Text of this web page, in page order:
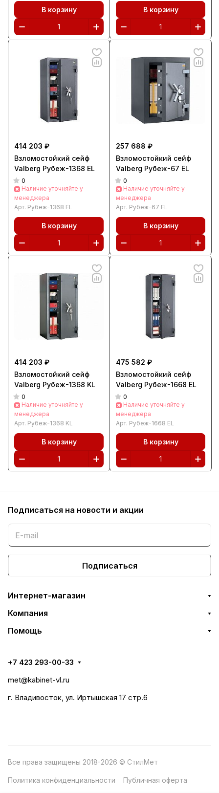
В корзину В корзину
414 203 ₽
Взломостойкий сейф
Valberg Рубеж-1368 EL
0
Наличие уточняйте у
менеджера
Арт. Рубеж-1368 EL
В корзину
257 688 ₽
Взломостойкий сейф
Valberg Рубеж-67 EL
0
Наличие уточняйте у
менеджера
Арт. Рубеж-67 EL
В корзину
414 203 ₽
Взломостойкий сейф
Valberg Рубеж-1368 KL
0
Наличие уточняйте у
менеджера
Арт. Рубеж-1368 KL
В корзину
475 582 ₽
Взломостойкий сейф
Valberg Рубеж-1668 EL
0
Наличие уточняйте у
менеджера
Арт. Рубеж-1668 EL
В корзину
Подписаться на новости и акции
Подписаться
Интернет-магазин
Компания
Помощь
+7 423 293-00-33
met@kabinet-vl.ru
г. Владивосток, ул. Иртышская 17 стр.6
Все права защищены 2018-2026 © СтилМет
Политика конфиденциальности Публичная оферта